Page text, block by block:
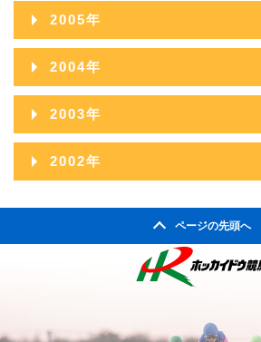
2015年01月
2014年02月
2014年01月
2013年03月
2013年02月
2013年01月
2012年03月
2012年02月
2012年01月
2011年05月
2011年03月
2011年02月
2010年07月
2010年06月
2010年05月
2010年03月
2009年08月
2009年07月
2009年06月
2009年05月
2009年03月
2008年09月
2008年08月
2008年07月
2008年06月
2008年05月
2008年01月
2007年10月
2007年09月
2007年08月
2007年07月
2006年12月
2006年11月
2006年10月
2006年09月
2006年08月
2005年
2005年12月
2005年11月
2005年10月
2005年09月
2005年08月
2005年07月
2004年
2004年12月
2004年11月
2004年10月
2004年06月
2003年
2003年12月
2002年
ページの先頭へ